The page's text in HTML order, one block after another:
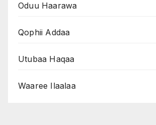
Oduu Haarawa
Qophii Addaa
Utubaa Haqaa
Waaree Ilaalaa